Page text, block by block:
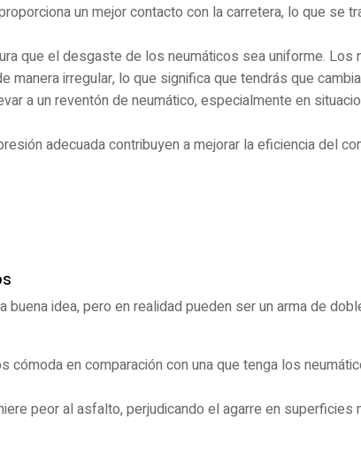
un mejor contacto con la carretera, lo que se
que el desgaste de los neumáticos sea uniforme. Los
irregular, lo que significa que tendrás que
a un reventón de neumático, especialmente en
adecuada contribuyen a mejorar la eficiencia del
idea, pero en realidad pueden ser un arma de
cómoda en comparación con una que tenga los
peor al asfalto, perjudicando el agarre en superficies